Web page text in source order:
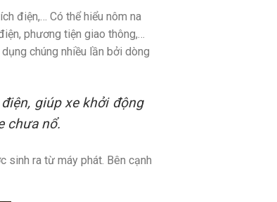
điện,… Có thể hiểu nôm na
phương tiện giao thông,…
chúng nhiều lần bởi dòng
giúp xe khởi động
chưa nổ.
sinh ra từ máy phát. Bên cạnh